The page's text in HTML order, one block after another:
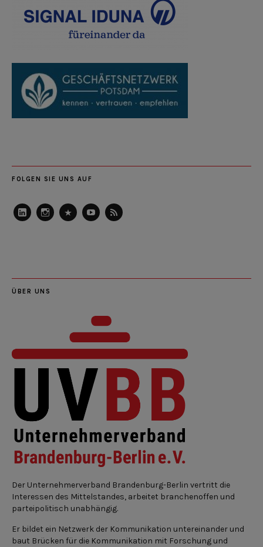
FOLGEN SIE UNS AUF
ÜBER UNS
Der Unternehmerverband Brandenburg-Berlin vertritt die
Interessen des Mittelstandes, arbeitet branchenoffen und
parteipolitisch unabhängig.
Er bildet ein Netzwerk der Kommunikation untereinander und
baut Brücken für die Kommunikation mit Forschung und